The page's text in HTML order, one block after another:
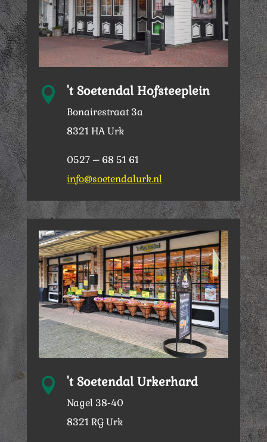
 't Soetendal Hofsteeplein
Bonairestraat 3a
8321 HA Urk
0527 – 68 51 61
info@soetendalurk.nl
 't Soetendal Urkerhard
Nagel 38-40
8321 RG Urk